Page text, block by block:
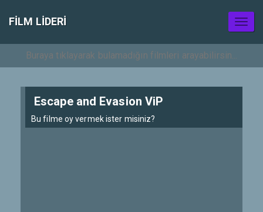
FILM LIDERI
Escape and Evasion ViP
Bu filme oy vermek ister misiniz?